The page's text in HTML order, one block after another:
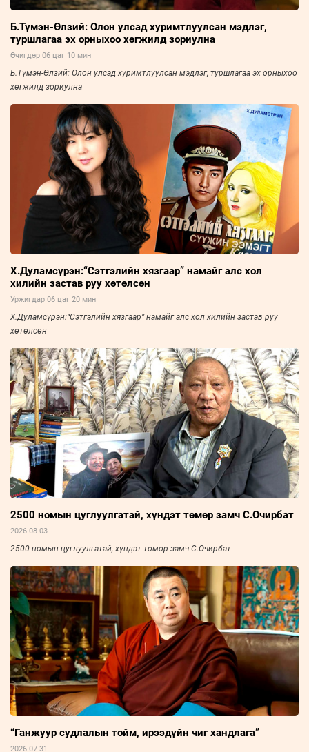
Б.Түмэн-Өлзий: Олон улсад хуримтлуулсан мэдлэг,
туршлагаа эх орныхоо хөгжилд зориулна
Өчигдөр 06 цаг 10 мин
Б.Түмэн-Өлзий: Олон улсад хуримтлуулсан мэдлэг, туршлагаа эх орныхоо
хөгжилд зориулна
Х.Дуламсүрэн:“Сэтгэлийн хязгаар” намайг алс хол
хилийн застав руу хөтөлсөн
Уржигдар 06 цаг 20 мин
Х.Дуламсүрэн:“Сэтгэлийн хязгаар” намайг алс хол хилийн застав руу
хөтөлсөн
2500 номын цуглуулгатай, хүндэт төмөр замч С.Очирбат
2026-08-03
2500 номын цуглуулгатай, хүндэт төмөр замч С.Очирбат
“Ганжуур судлалын тойм, ирээдүйн чиг хандлага”
2026-07-31